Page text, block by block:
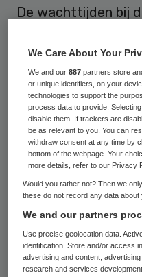
De wachttijden bij
tot gemiddeld 22
dagen.
De wachttijd loopt
mogelijk nog
staatssecretaris
minister Ard van
Justitie) woensdag
laten weten.
De Raad voor de
130 tijdelijke
We Care About Your
We and our887 partners store
or unique identifiers, on your
technologies to support the
process data to provide.
disable them. If trackers are
be as relevant to you. You can
withdraw consent at any time by
bottom of the webpage. Your
more details, refer to our Privacy
Would you rather not? Then we
these do not record any data
We and our partners
Use precise geolocation data.
identification. Store and/or access
advertising and content,
research and services development.